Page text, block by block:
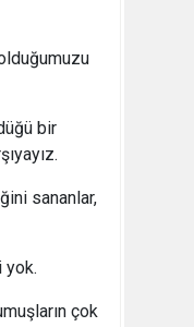
bir
sananlar,
yok.
çok